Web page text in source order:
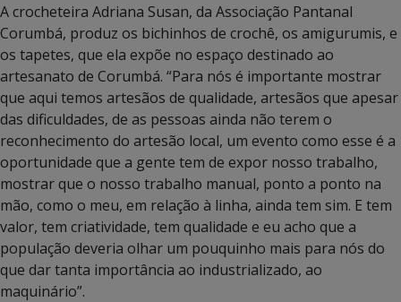
A crocheteira Adriana Susan, da Associação Pantanal
Corumbá, produz os bichinhos de crochê, os amigurumis, e
os tapetes, que ela expõe no espaço destinado ao
artesanato de Corumbá. “Para nós é importante mostrar
que aqui temos artesãos de qualidade, artesãos que apesar
das dificuldades, de as pessoas ainda não terem o
reconhecimento do artesão local, um evento como esse é a
oportunidade que a gente tem de expor nosso trabalho,
mostrar que o nosso trabalho manual, ponto a ponto na
mão, como o meu, em relação à linha, ainda tem sim. E tem
valor, tem criatividade, tem qualidade e eu acho que a
população deveria olhar um pouquinho mais para nós do
que dar tanta importância ao industrializado, ao
maquinário”.